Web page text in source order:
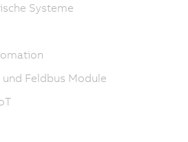
Systeme
Feldbus Module